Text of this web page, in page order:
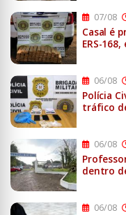
07/08
Casal é
ERS-
06/08
Polícia
tráfico
06/08
dentro
06/08